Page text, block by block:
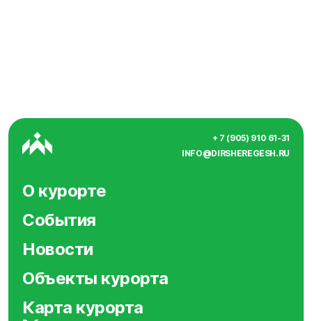
+ 7 (905) 910 61-31
INFO@DIRSHEREGESH.RU
О курорте
События
Новости
Объекты курорта
Карта курорта